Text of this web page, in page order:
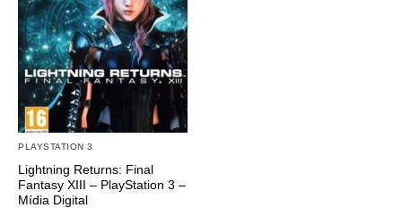
PLAYSTATION 3
Lightning Returns: Final
Fantasy XIII – PlayStation 3 –
Mídia Digital